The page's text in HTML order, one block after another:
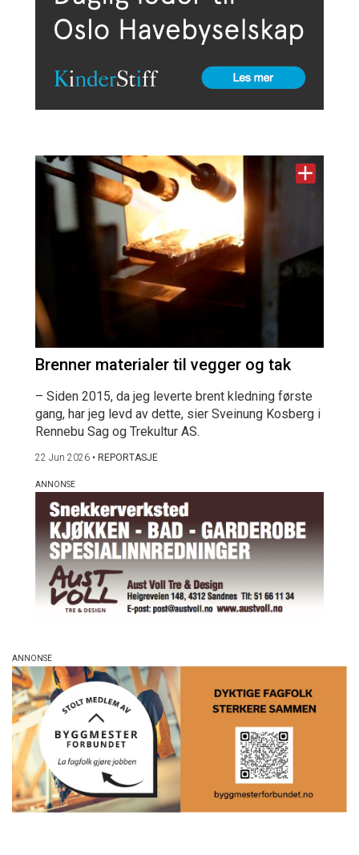
Brenner materialer til vegger og tak
– Siden 2015, da jeg leverte brent kledning første
gang, har jeg levd av dette, sier Sveinung Kosberg i
Rennebu Sag og Trekultur AS.
22 Jun 2026 • REPORTASJE